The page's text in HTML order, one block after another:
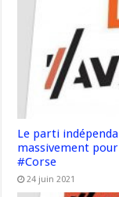
Le parti
massivement
#Corse
24 juin 2021